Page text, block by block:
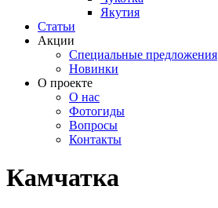
Якутия
Статьи
Акции
Специальные предложения
Новинки
О проекте
О нас
Фотогиды
Вопросы
Контакты
Камчатка